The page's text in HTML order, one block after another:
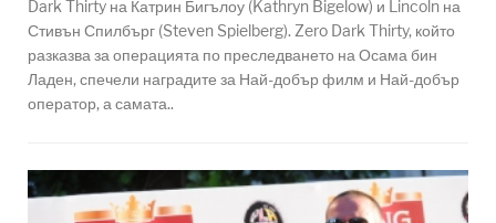
Dark Thirty на Катрин Бигълоу (Kathryn Bigelow) и Lincoln на
Стивън Спилбърг (Steven Spielberg). Zero Dark Thirty, който
разказва за операцията по преследването на Осама бин
Ладен, спечели наградите за Най-добър филм и Най-добър
оператор, а самата..